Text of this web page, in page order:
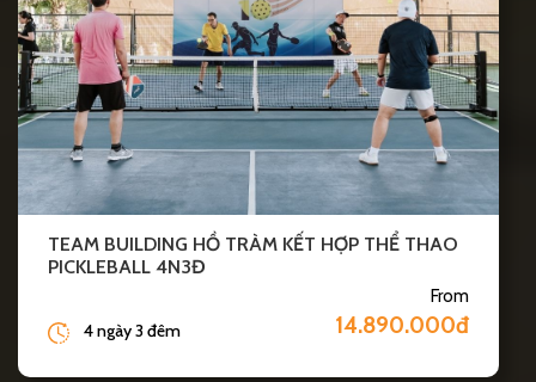
TEAM BUILDING HỒ TRÀM KẾT HỢP THỂ THAO
PICKLEBALL 4N3Đ
From
14.890.000đ
4 ngày 3 đêm